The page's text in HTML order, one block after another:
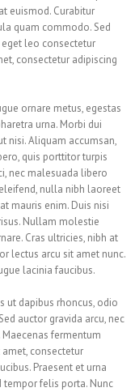
euismod. Curabitur
quam commodo. Sed
leo consectetur
consectetur adipiscing
ornare metus, egestas
urna. Morbi dui
nisi. Aliquam accumsan,
quis porttitor turpis
nec malesuada libero
nulla nibh laoreet
mauris enim. Duis nisi
Nullam molestie
Cras ultricies, nibh at
lectus arcu sit amet nunc.
lacinia faucibus.
ut dapibus rhoncus, odio
auctor gravida arcu, nec
fermentum
consectetur
Praesent et urna
tempor felis porta. Nunc